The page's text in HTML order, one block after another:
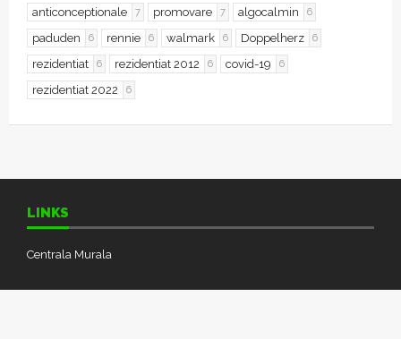
anticonceptionale 7 promovare 7 algocalmin 6
paduden 6 rennie 6 walmark 6 Doppelherz 6
rezidentiat 6 rezidentiat 2012 6 covid-19 6
rezidentiat 2022 6
LINKS
Centrala Murala